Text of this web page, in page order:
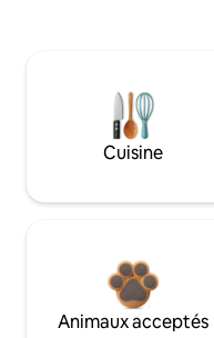
Cuisine
Animaux acceptés